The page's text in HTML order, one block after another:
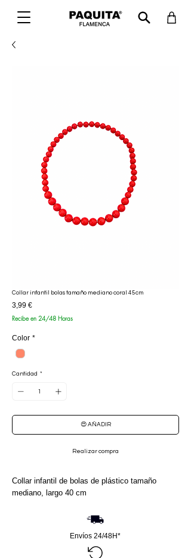
Collar infantil bolas tamaño mediano coral 45cm
3,99 €Precio
Recibe en 24/48 Horas
Color *
Cantidad *
😍 AÑADIR
Realizar compra
Collar infantil de bolas de plástico tamaño
mediano, largo 40 cm
Envíos 24/48H*